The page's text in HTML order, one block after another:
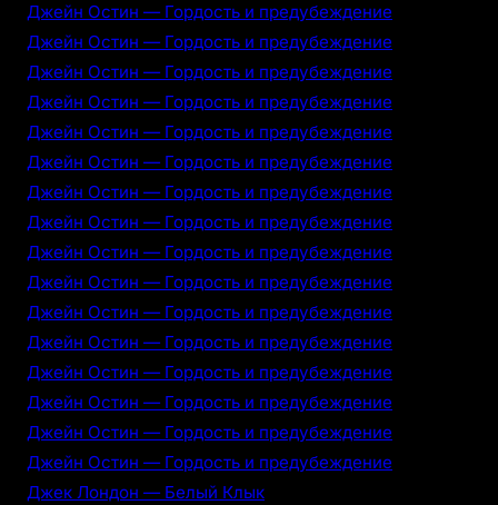
Джейн Остин — Гордость и предубеждение
Джейн Остин — Гордость и предубеждение
Джейн Остин — Гордость и предубеждение
Джейн Остин — Гордость и предубеждение
Джейн Остин — Гордость и предубеждение
Джейн Остин — Гордость и предубеждение
Джейн Остин — Гордость и предубеждение
Джейн Остин — Гордость и предубеждение
Джейн Остин — Гордость и предубеждение
Джейн Остин — Гордость и предубеждение
Джейн Остин — Гордость и предубеждение
Джейн Остин — Гордость и предубеждение
Джейн Остин — Гордость и предубеждение
Джейн Остин — Гордость и предубеждение
Джейн Остин — Гордость и предубеждение
Джейн Остин — Гордость и предубеждение
Джек Лондон — Белый Клык